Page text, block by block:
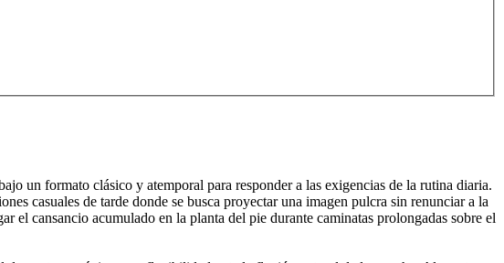
un formato clásico y atemporal para responder a las exigencias de la rutina diaria.
casuales de tarde donde se busca proyectar una imagen pulcra sin renunciar a la
el cansancio acumulado en la planta del pie durante caminatas prolongadas sobre el